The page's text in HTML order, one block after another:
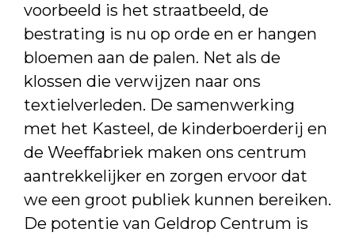
voorbeeld is het straatbeeld, de
bestrating is nu op orde en er hangen
bloemen aan de palen. Net als de
klossen die verwijzen naar ons
textielverleden. De samenwerking
met het Kasteel, de kinderboerderij en
de Weeffabriek maken ons centrum
aantrekkelijker en zorgen ervoor dat
we een groot publiek kunnen bereiken.
De potentie van Geldrop Centrum is